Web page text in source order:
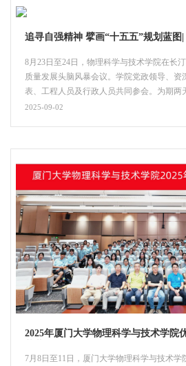
追寻自强精神 擘画“十五五”规划蓝图
8月23日至24日，物理科学与技术学院在长
质量发展头脑风暴会议。学院党政领导、资
表、工程人员及行政人员共同参会。为期两
神，擘画'十五五'规划蓝图”为主题，通过专
厦门大学长汀旧址和萨本栋故居，重温抗战
史，...
2025-09-02
2025年厦门大学物理科学与技术学院
7月8日至11日，厦门大学物理科学与技术